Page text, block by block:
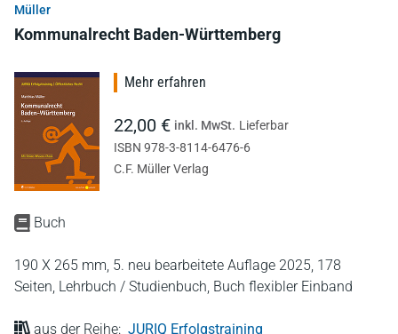
Müller
Kommunalrecht Baden-Württemberg
Buch
190 X 265 mm, 5. neu bearbeitete Auflage 2025, 178
Seiten, Lehrbuch / Studienbuch, Buch flexibler Einband
aus der Reihe: JURIQ Erfolgstraining
Mehr erfahren
22,00 € inkl. MwSt. Lieferbar
ISBN 978-3-8114-6476-6
C.F. Müller Verlag